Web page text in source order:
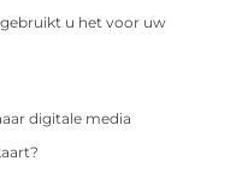
u het voor uw
digitale media